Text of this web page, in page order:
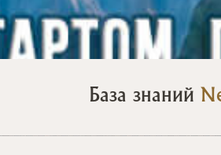
База знаний